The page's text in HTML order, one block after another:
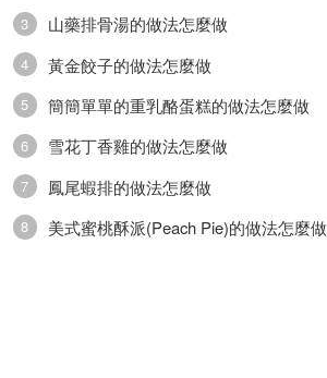
3 山藥排骨湯的做法怎麼做
4 黃金餃子的做法怎麼做
5 簡簡單單的重乳酪蛋糕的做法怎麼做
6 雪花丁香雞的做法怎麼做
7 鳳尾蝦排的做法怎麼做
8 美式蜜桃酥派(Peach Pie)的做法怎麼做